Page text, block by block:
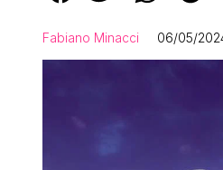
Fabiano Minacci 06/05/